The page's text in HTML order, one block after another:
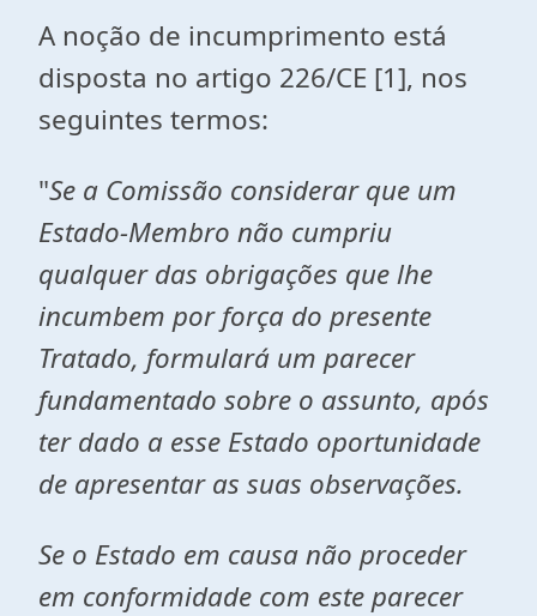
A noção de incumprimento está
disposta no artigo 226/CE [1], nos
seguintes termos:
"Se a Comissão considerar que um
Estado-Membro não cumpriu
qualquer das obrigações que lhe
incumbem por força do presente
Tratado, formulará um parecer
fundamentado sobre o assunto, após
ter dado a esse Estado oportunidade
de apresentar as suas observações.
Se o Estado em causa não proceder
em conformidade com este parecer